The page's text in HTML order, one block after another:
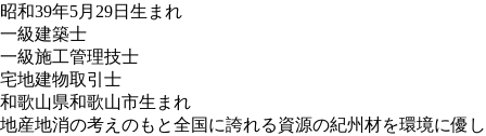
昭和39年5月29日生まれ
一級建築士
一級施工管理技士
宅地建物取引士
和歌山県和歌山市生まれ
地産地消の考えのもと全国に誇れる資源の紀州材を環境に優し